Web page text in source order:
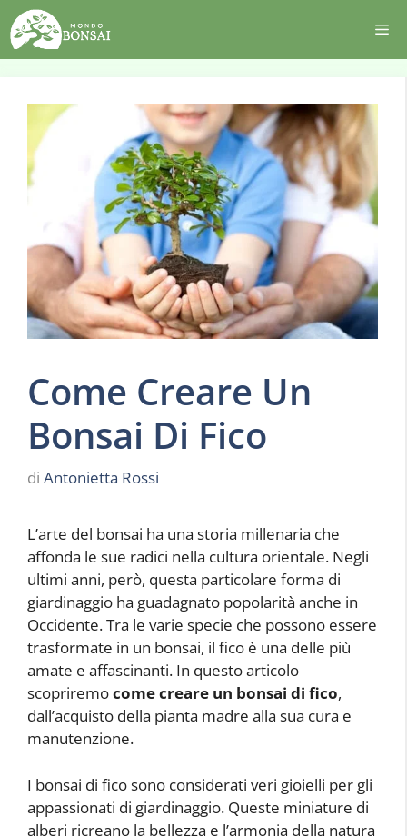
Vai
al
contenuto
Come Creare Un
Bonsai Di Fico
di Antonietta Rossi
L’arte del bonsai ha una storia millenaria che
affonda le sue radici nella cultura orientale. Negli
ultimi anni, però, questa particolare forma di
giardinaggio ha guadagnato popolarità anche in
Occidente. Tra le varie specie che possono essere
trasformate in un bonsai, il fico è una delle più
amate e affascinanti. In questo articolo
scopriremocome creare un bonsai di fico,
dall’acquisto della pianta madre alla sua cura e
manutenzione.
I bonsai di fico sono considerati veri gioielli per gli
appassionati di giardinaggio. Queste miniature di
alberi ricreano la bellezza e l’armonia della natura